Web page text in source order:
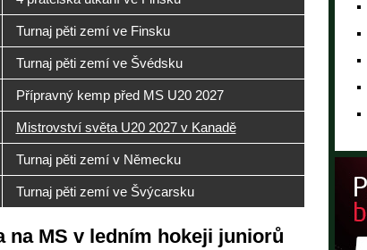
Turnaj pěti zemí ve Finsku
Turnaj pěti zemí ve Švédsku
Přípravný kemp před MS U20 2027
Mistrovství světa U20 2027 v Kanadě
Turnaj pěti zemí v Německu
Turnaj pěti zemí ve Švýcarsku
na MS v ledním hokeji juniorů